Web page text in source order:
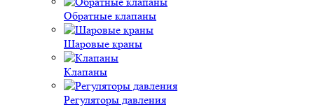
Обратные клапаны
Шаровые краны
Клапаны
Регуляторы давления